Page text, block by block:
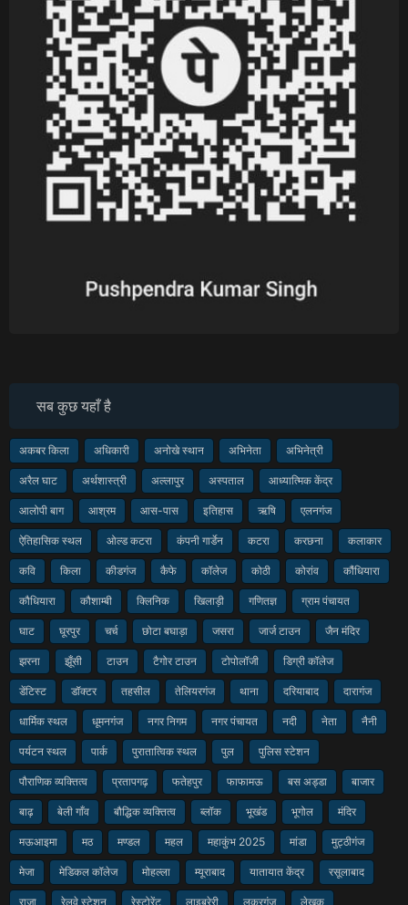
सब कुछ यहाँ है
अकबर किला अधिकारी अनोखे स्थान अभिनेता अभिनेत्री
अरैल घाट अर्थशास्त्री अल्लापुर अस्पताल आध्यात्मिक केंद्र
आलोपी बाग आश्रम आस-पास इतिहास ऋषि एलनगंज
ऐतिहासिक स्थल ओल्ड कटरा कंपनी गार्डेन कटरा करछना कलाकार
कवि किला कीडगंज कैफे कॉलेज कोठी कोरांव कौंधियारा
कौधियारा कौशाम्बी क्लिनिक खिलाड़ी गणितज्ञ ग्राम पंचायत
घाट घूरपुर चर्च छोटा बघाड़ा जसरा जार्ज टाउन जैन मंदिर
झरना झूँसी टाउन टैगोर टाउन टोपोलॉजी डिग्री कॉलेज
डेंटिस्ट डॉक्टर तहसील तेलियरगंज थाना दरियाबाद दारागंज
धार्मिक स्थल धूमनगंज नगर निगम नगर पंचायत नदी नेता नैनी
पर्यटन स्थल पार्क पुरातात्विक स्थल पुल पुलिस स्टेशन
पौराणिक व्यक्तित्व प्रतापगढ़ फतेहपुर फाफामऊ बस अड्डा बाजार
बाढ़ बेली गाँव बौद्धिक व्यक्तित्व ब्लॉक भूखंड भूगोल मंदिर
मऊआइमा मठ मण्डल महल महाकुंभ 2025 मांडा मुट्ठीगंज
मेजा मेडिकल कॉलेज मोहल्ला म्यूराबाद यातायात केंद्र रसूलाबाद
राजा रेलवे स्टेशन रेस्टोरेंट लाइब्रेरी लूकरगंज लेखक